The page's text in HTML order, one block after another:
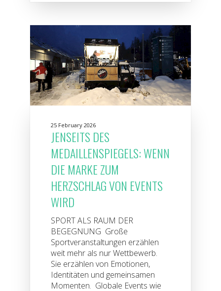
25 February 2026
JENSEITS DES
MEDAILLENSPIEGELS: WENN
DIE MARKE ZUM
HERZSCHLAG VON EVENTS
WIRD
SPORT ALS RAUM DER
BEGEGNUNG Große
Sportveranstaltungen erzählen
weit mehr als nur Wettbewerb.
Sie erzählen von Emotionen,
Identitäten und gemeinsamen
Momenten. Globale Events wie